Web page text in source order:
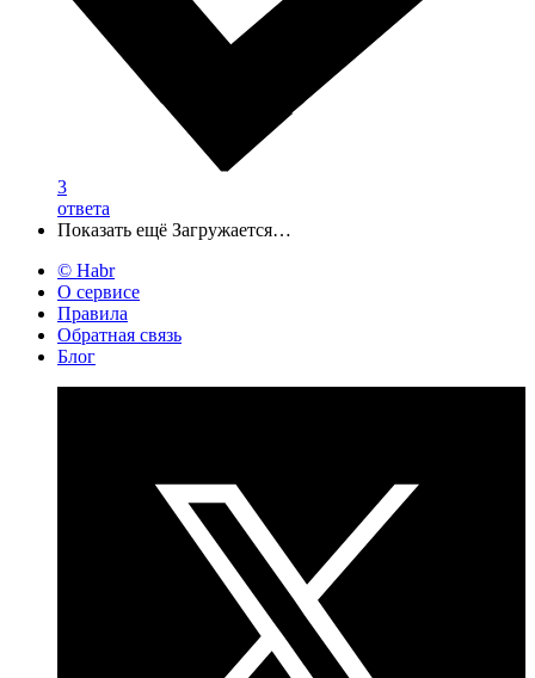
3
ответа
Показать ещё Загружается…
© Habr
О сервисе
Правила
Обратная связь
Блог